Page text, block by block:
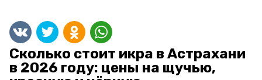
Сколько стоит икра в Астрахани
в 2026 году: цены на щучью,